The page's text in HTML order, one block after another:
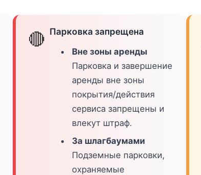
🔴 Парковка запрещена
Вне зоны аренды
Парковка и завершение
аренды вне зоны
покрытия/действия
сервиса запрещены и
влекут штраф.
За шлагбаумами
Подземные парковки,
охраняемые